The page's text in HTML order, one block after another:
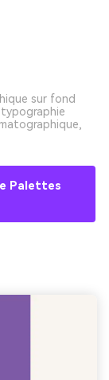
sur fond
Palettes